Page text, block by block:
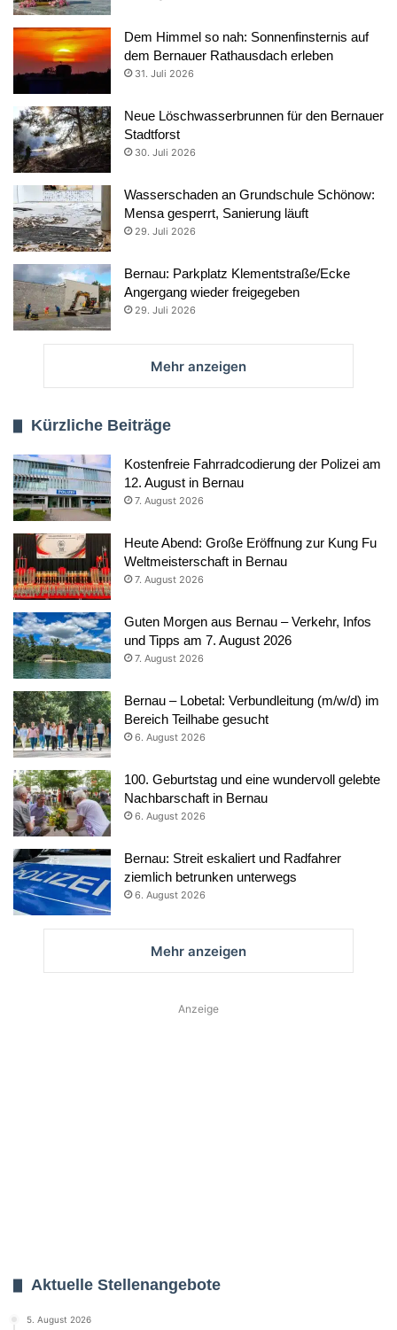
Dem Himmel so nah: Sonnenfinsternis auf
dem Bernauer Rathausdach erleben
31. Juli 2026
Neue Löschwasserbrunnen für den Bernauer
Stadtforst
30. Juli 2026
Wasserschaden an Grundschule Schönow:
Mensa gesperrt, Sanierung läuft
29. Juli 2026
Bernau: Parkplatz Klementstraße/Ecke
Angergang wieder freigegeben
29. Juli 2026
Mehr anzeigen
Kürzliche Beiträge
Kostenfreie Fahrradcodierung der Polizei am
12. August in Bernau
7. August 2026
Heute Abend: Große Eröffnung zur Kung Fu
Weltmeisterschaft in Bernau
7. August 2026
Guten Morgen aus Bernau – Verkehr, Infos
und Tipps am 7. August 2026
7. August 2026
Bernau – Lobetal: Verbundleitung (m/w/d) im
Bereich Teilhabe gesucht
6. August 2026
100. Geburtstag und eine wundervoll gelebte
Nachbarschaft in Bernau
6. August 2026
Bernau: Streit eskaliert und Radfahrer
ziemlich betrunken unterwegs
6. August 2026
Mehr anzeigen
Anzeige
Aktuelle Stellenangebote
5. August 2026